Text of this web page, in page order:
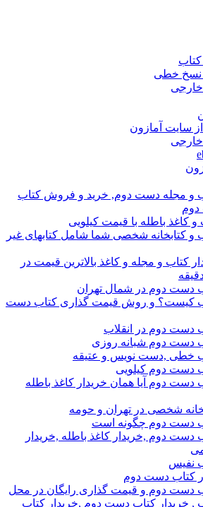
نسخ خطی
خارجی
سایت آمازون
خارجی
و مجله دست دوم, خرید و فروش کتاب
و کاغذ باطله با قیمت کیلویی
و کتابخانه شخصی شما شامل کتابهای غیر
کتاب و مجله و کاغذ بالاترین قیمت در
دست دوم در شمال تهران
کیست؟ و روش قیمت گذاری کتاب دست
دست دوم در انقلاب
دست دوم شبانه روزی
خطی ,دست نویس و عتیقه
دست دوم کیلویی
دست دوم آیا همان خریدار کاغذ باطله
شخصی در تهران و حومه
دست دوم چگونه است
دست دوم ,خریدار کاغذ باطله ,خریدار
نفیس
کتاب دست دوم
دست دوم و قیمت گذاری رایگان در محل
, خریدار کتاب دست دوم ,خریدار کتاب